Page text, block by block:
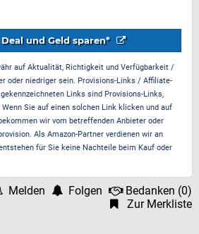
und Geld sparen*
auf Aktualität, Richtigkeit und Verfügbarkeit /
oder niedriger sein. Provisions-Links / Affiliate-
Links sind Provisions-Links,
Sie auf einen solchen Link klicken und auf
wir vom betreffenden Anbieter oder
Als Amazon-Partner verdienen wir an
für Sie keine Nachteile beim Kauf oder
Melden Folgen Bedanken (0)
Zur Merkliste